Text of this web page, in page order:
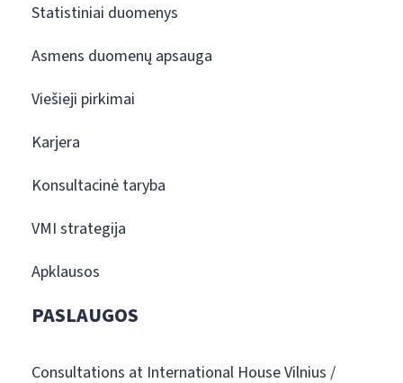
Statistiniai duomenys
Asmens duomenų apsauga
Viešieji pirkimai
Karjera
Konsultacinė taryba
VMI strategija
Apklausos
PASLAUGOS
Consultations at International House Vilnius /